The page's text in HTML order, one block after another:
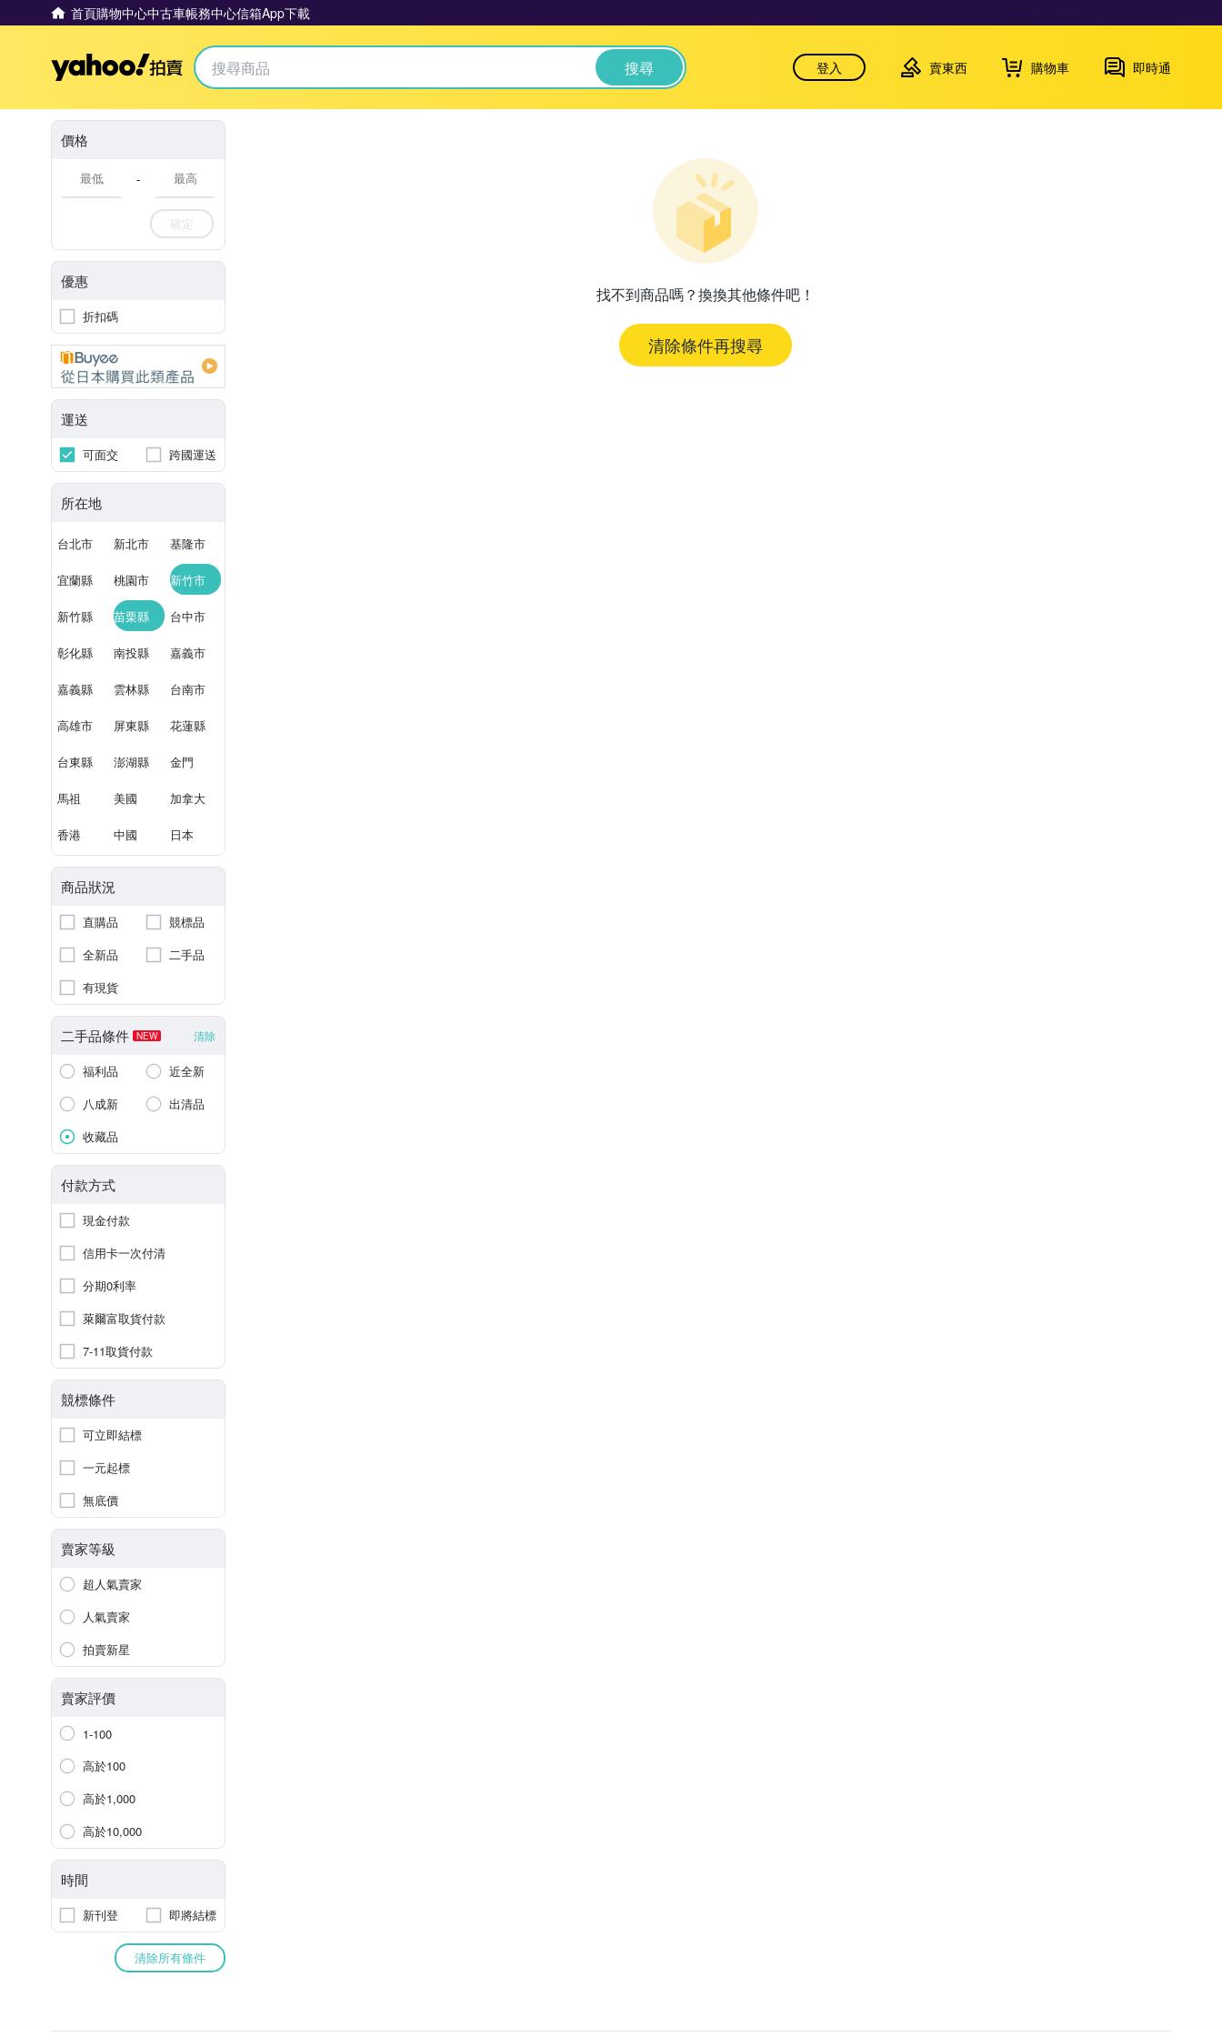
首頁購物中心中古車帳務中心信箱App下載
Yahoo拍賣 搜尋 登入 賣東西 購物車 即時通
價格
-
確定
優惠
折扣碼
運送
可面交 跨國運送
所在地
台北市 新北市 基隆市
宜蘭縣 桃園市 新竹市
新竹縣 苗栗縣 台中市
彰化縣 南投縣 嘉義市
嘉義縣 雲林縣 台南市
高雄市 屏東縣 花蓮縣
台東縣 澎湖縣 金門
馬祖 美國 加拿大
香港 中國 日本
商品狀況
直購品
競標品
全新品
二手品
有現貨
二手品條件 NEW 清除
福利品
近全新
八成新
出清品
收藏品
付款方式
現金付款
信用卡一次付清
分期0利率
萊爾富取貨付款
7-11取貨付款
競標條件
可立即結標
一元起標
無底價
賣家等級
超人氣賣家
人氣賣家
拍賣新星
賣家評價
1-100
高於100
高於1,000
高於10,000
時間
新刊登 即將結標
清除所有條件
找不到商品嗎？換換其他條件吧！
清除條件再搜尋